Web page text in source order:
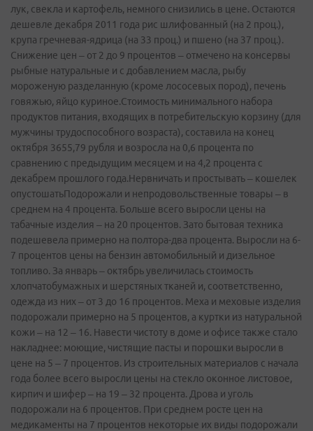
лук, свекла и картофель, немного снизились в цене. Остаются
дешевле декабря 2011 года рис шлифованный (на 2 проц.),
крупа гречневая-ядрица (на 33 проц.) и пшено (на 37 проц.).
Снижение цен – от 2 до 9 процентов – отмечено на консервы
рыбные натуральные и с добавлением масла, рыбу
мороженую разделанную (кроме лососевых пород), печень
говяжью, яйцо куриное.Стоимость минимального набора
продуктов питания, входящих в потребительскую корзину (для
мужчины трудоспособного возраста), составила на конец
октября 3655,79 рубля и возросла на 0,6 процента по
сравнению с предыдущим месяцем и на 4,2 процента с
декабрем прошлого года.Нервничать и простывать – кошелек
опустошатьПодорожали и непродовольственные товары – в
среднем на 4 процента. Больше всего выросли цены на
табачные изделия – на 20 процентов. Зато бытовая техника
подешевела примерно на полтора-два процента. Выросли на 6-
7 процентов цены на бензин автомобильный и дизельное
топливо. За январь – октябрь увеличилась стоимость
хлопчатобумажных и шерстяных тканей и, соответственно,
одежда из них – от 3 до 16 процентов. Меха и меховые изделия
подорожали примерно на 5 процентов, а куртки из натуральной
кожи – на 12 – 16. Навести чистоту в доме и офисе также стало
накладнее: моющие, чистящие пасты и порошки выросли в
цене на 5 – 7 процентов. Из строительных материалов с начала
года более всего выросли цены на стекло оконное листовое,
кирпич и шифер – на 19 – 32 процента. Дрова и уголь
подорожали на 6 процентов. При среднем росте цен на
медикаменты на 7 процентов некоторые их виды подорожали